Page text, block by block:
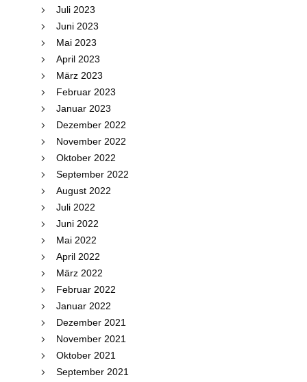
Juli 2023
Juni 2023
Mai 2023
April 2023
März 2023
Februar 2023
Januar 2023
Dezember 2022
November 2022
Oktober 2022
September 2022
August 2022
Juli 2022
Juni 2022
Mai 2022
April 2022
März 2022
Februar 2022
Januar 2022
Dezember 2021
November 2021
Oktober 2021
September 2021